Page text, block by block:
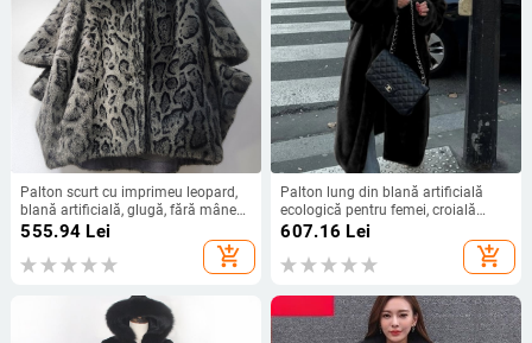
Palton scurt cu imprimeu leopard,
blană artificială, glugă, fără mâneci,
țesătură poliester, lungime 40–50
cm, stil european-american de
stradă
555.94 Lei
add_shopping_cart
Palton lung din blană artificială
ecologică pentru femei, croială
lejeră, peste genunchi, mărime plus,
607.16 Lei
add_shopping_cart